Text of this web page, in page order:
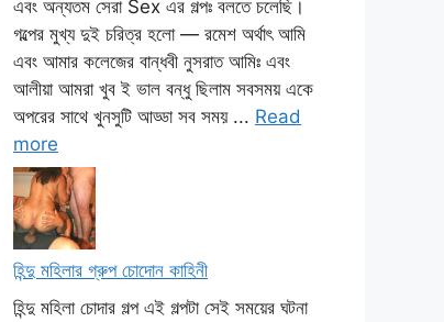
এবং অন্যতম সেরা Sex এর গল্পঃ বলতে চলেছি।
গল্পের মুখ্য দুই চরিত্র হলো — রমেশ অর্থাৎ আমি
এবং আমার কলেজের বান্ধবী নুসরাত আমিঃ এবং
আলীয়া আমরা খুব ই ভাল বন্ধু ছিলাম সবসময় একে
অপরের সাথে খুনসুটি আড্ডা সব সময় ... Read
more
হিন্দু মহিলার গ্রুপ চোদোন কাহিনী
হিন্দু মহিলা চোদার গল্প এই গল্পটা সেই সময়ের ঘটনা